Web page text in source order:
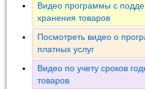
Видео программы с
хранения товаров
Посмотреть видео о
платных услуг
Видео по учету сроков
товаров